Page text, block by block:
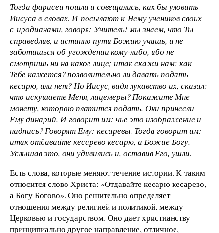
Тогда фарисеи пошли и совещались, как бы уловить
Иисуса в словах. И посылают к Нему учеников своих
с иродианами, говоря: Учитель! мы знаем, что Ты
справедлив, и истинно пути Божию учишь, и не
заботишься об угождении кому-либо, ибо не
смотришь ни на какое лице; итак скажи нам: как
Тебе кажется? позволительно ли давать подать
кесарю, или нет? Но Иисус, видя лукавство их, сказал:
что искушаете Меня, лицемеры? Покажите Мне
монету, которою платится подать. Они принесли
Ему динарий. И говорит им: чье это изображение и
надпись? Говорят Ему: кесаревы. Тогда говорит им:
итак отдавайте кесарево кесарю, а Божие Богу.
Услышав это, они удивились и, оставив Его, ушли.
Есть слова, которые меняют течение истории. К таким
относится слово Христа: «Отдавайте кесарю кесарево,
а Богу Богово». Оно решительно определяет
отношения между религией и политикой, между
Церковью и государством. Оно дает христианству
принципиально другое направление, отличное,